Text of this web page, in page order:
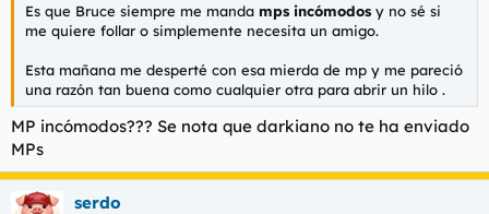
Es que Bruce siempre me manda mps incómodos y no sé si
me quiere follar o simplemente necesita un amigo.
Esta mañana me desperté con esa mierda de mp y me pareció
una razón tan buena como cualquier otra para abrir un hilo .
MP incómodos??? Se nota que darkiano no te ha enviado
MPs
serdo